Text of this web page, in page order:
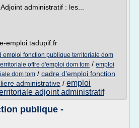
administratif : les...
emploi.tadupif.fr
emploi fonction publique territoriale dom
offre d'emploi dom tom / emploi
dom tom / cadre d'emploi fonction
administrative / emploi
adjoint administratif
publique -